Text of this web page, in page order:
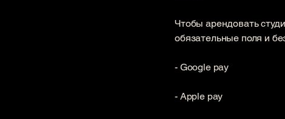
​Чтобы арендовать
обязательные поля и
​- Google pay
- Apple pay